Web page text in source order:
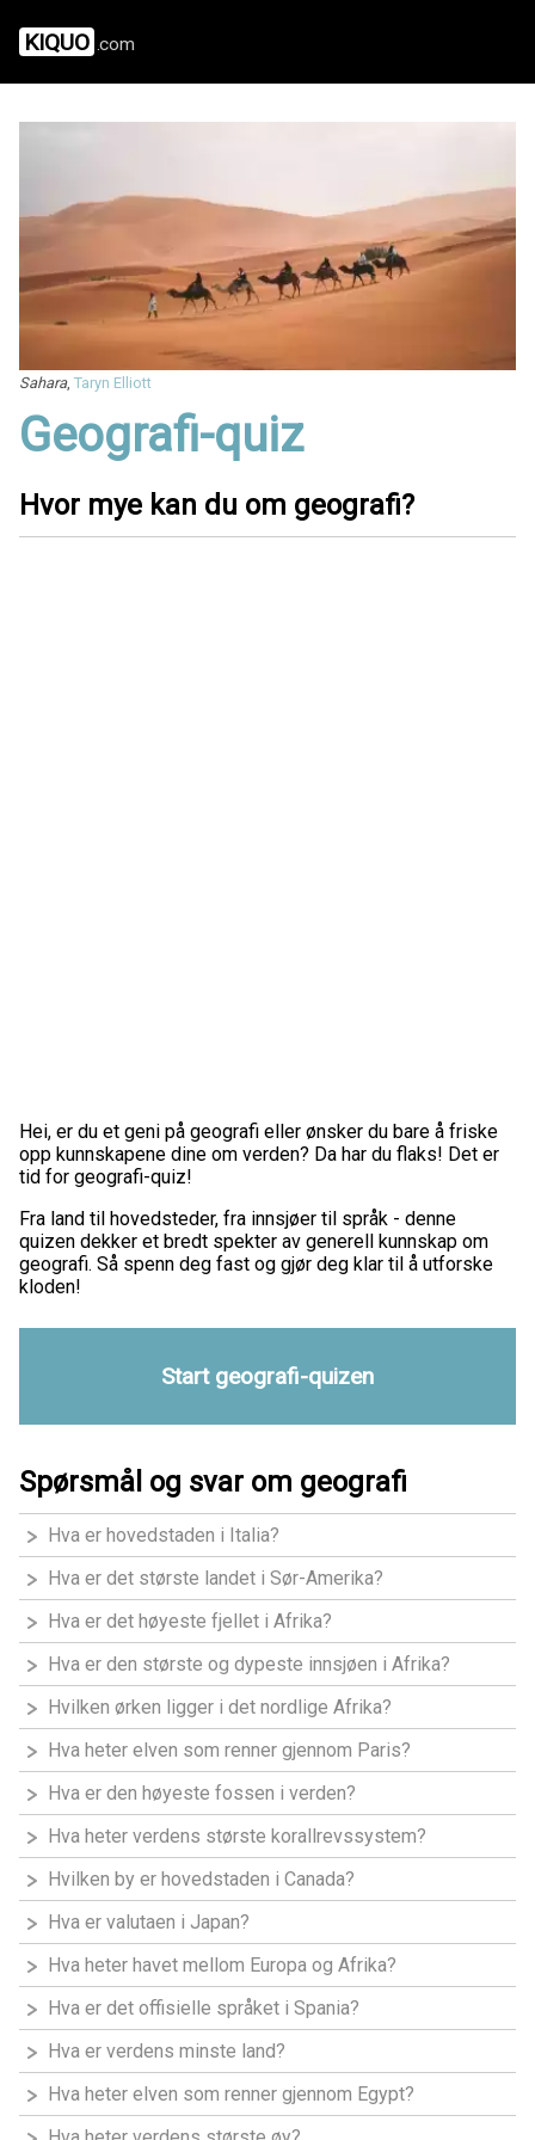
KIQUO .com
Sahara, Taryn Elliott
Geografi-quiz
Hvor mye kan du om geografi?
Hei, er du et geni på geografi eller ønsker du bare å friske
opp kunnskapene dine om verden? Da har du flaks! Det er
tid for geografi-quiz!
Fra land til hovedsteder, fra innsjøer til språk - denne
quizen dekker et bredt spekter av generell kunnskap om
geografi. Så spenn deg fast og gjør deg klar til å utforske
kloden!
Start geografi-quizen
Spørsmål og svar om geografi
Hva er hovedstaden i Italia?
Hva er det største landet i Sør-Amerika?
Hva er det høyeste fjellet i Afrika?
Hva er den største og dypeste innsjøen i Afrika?
Hvilken ørken ligger i det nordlige Afrika?
Hva heter elven som renner gjennom Paris?
Hva er den høyeste fossen i verden?
Hva heter verdens største korallrevssystem?
Hvilken by er hovedstaden i Canada?
Hva er valutaen i Japan?
Hva heter havet mellom Europa og Afrika?
Hva er det offisielle språket i Spania?
Hva er verdens minste land?
Hva heter elven som renner gjennom Egypt?